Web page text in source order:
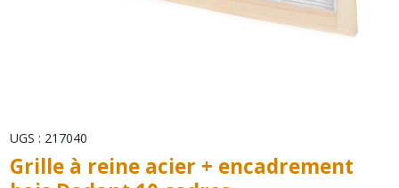
UGS : 217040
Grille à reine acier + encadrement